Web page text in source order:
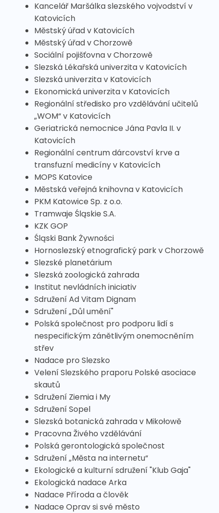
Kancelář Maršálka slezského vojvodství v
Katovicích
Městský úřad v Katovicích
Městský úřad v Chorzowě
Sociální pojišťovna v Chorzowě
Slezská Lékařská univerzita v Katovicích
Slezská univerzita v Katovicích
Ekonomická univerzita v Katovicích
Regionální středisko pro vzdělávání učitelů
„WOM“ v Katovicích
Geriatrická nemocnice Jána Pavla II. v
Katovicích
Regionální centrum dárcovství krve a
transfuzní medicíny v Katovicích
MOPS Katovice
Městská veřejná knihovna v Katovicích
PKM Katowice Sp. z o.o.
Tramwaje Śląskie S.A.
KZK GOP
Śląski Bank Żywności
Hornoslezský etnografický park v Chorzowě
Slezské planetárium
Slezská zoologická zahrada
Institut nevládních iniciativ
Sdružení Ad Vitam Dignam
Sdružení „Důl umění"
Polská společnost pro podporu lidí s
nespecifickým zánětlivým onemocněním
střev
Nadace pro Slezsko
Velení Slezského praporu Polské asociace
skautů
Sdružení Ziemia i My
Sdružení Sopel
Slezská botanická zahrada v Mikołowě
Pracovna Živého vzdělávání
Polská gerontologická společnost
Sdružení „Města na internetu“
Ekologické a kulturní sdružení "Klub Gaja"
Ekologická nadace Arka
Nadace Příroda a člověk
Nadace Oprav si své město